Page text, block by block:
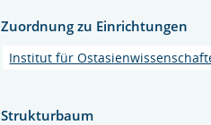
Zuordnung zu Einrichtungen
Institut für
Strukturbaum